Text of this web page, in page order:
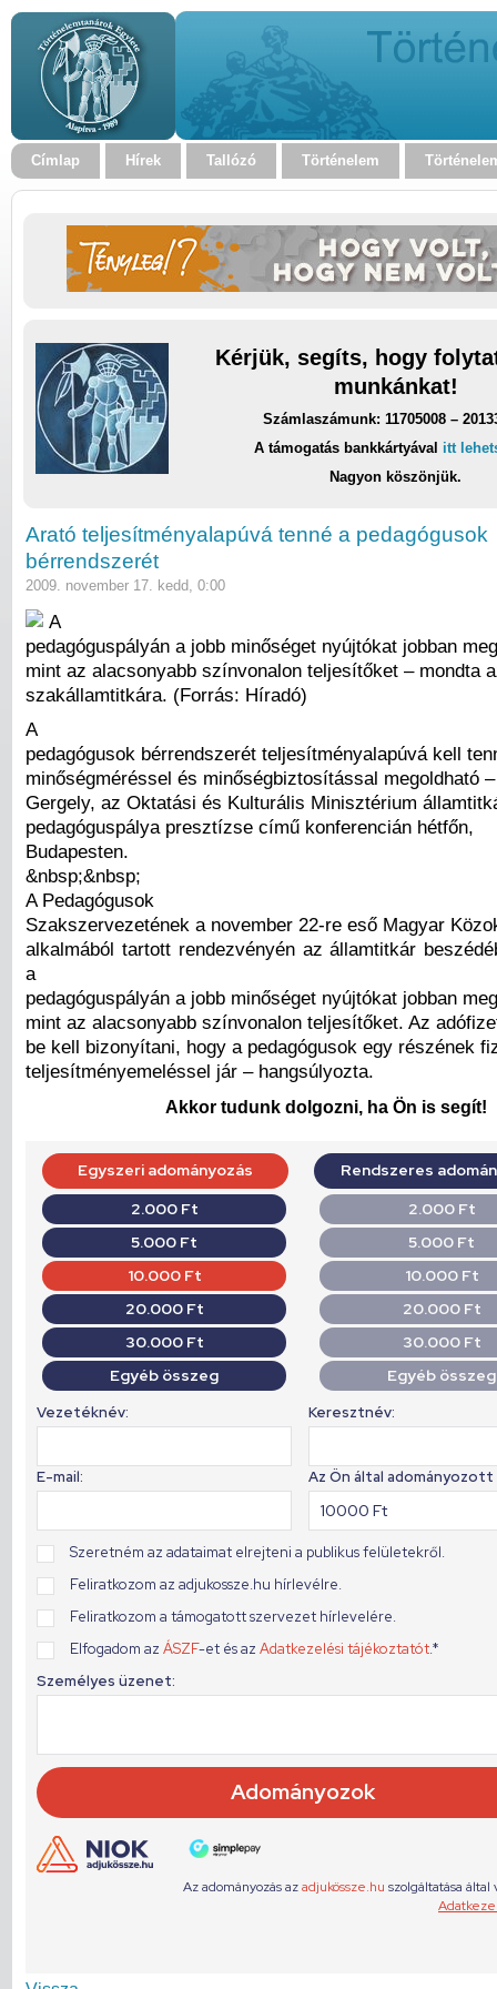
Címlap Hírek Tallózó Történelem
Kérjük, segíts, hogy
munkánkat!
Számlaszámunk: 11705008 –
A támogatás bankkártyával itt
Nagyon köszönjük.
Arató teljesítményalapúvá tenné a pedagógusok
bérrendszerét
2009. november 17. kedd, 0:00
A
pedagóguspályán a jobb minőséget nyújtókat jobban
mint az alacsonyabb színvonalon teljesítőket – mondta
szakállamtitkára. (Forrás: Híradó)
A
pedagógusok bérrendszerét teljesítményalapúvá kell
minőségméréssel és minőségbiztosítással megoldható
Gergely, az Oktatási és Kulturális Minisztérium
pedagóguspálya presztízse című konferencián hétfőn,
Budapesten.
&nbsp;&nbsp;
A Pedagógusok
Szakszervezetének a november 22-re eső Magyar
alkalmából tartott rendezvényén az államtitkár
a
pedagóguspályán a jobb minőséget nyújtókat jobban
mint az alacsonyabb színvonalon teljesítőket. Az
be kell bizonyítani, hogy a pedagógusok egy részének
teljesítményemeléssel jár – hangsúlyozta.
Akkor tudunk dolgozni, ha Ön is segít!